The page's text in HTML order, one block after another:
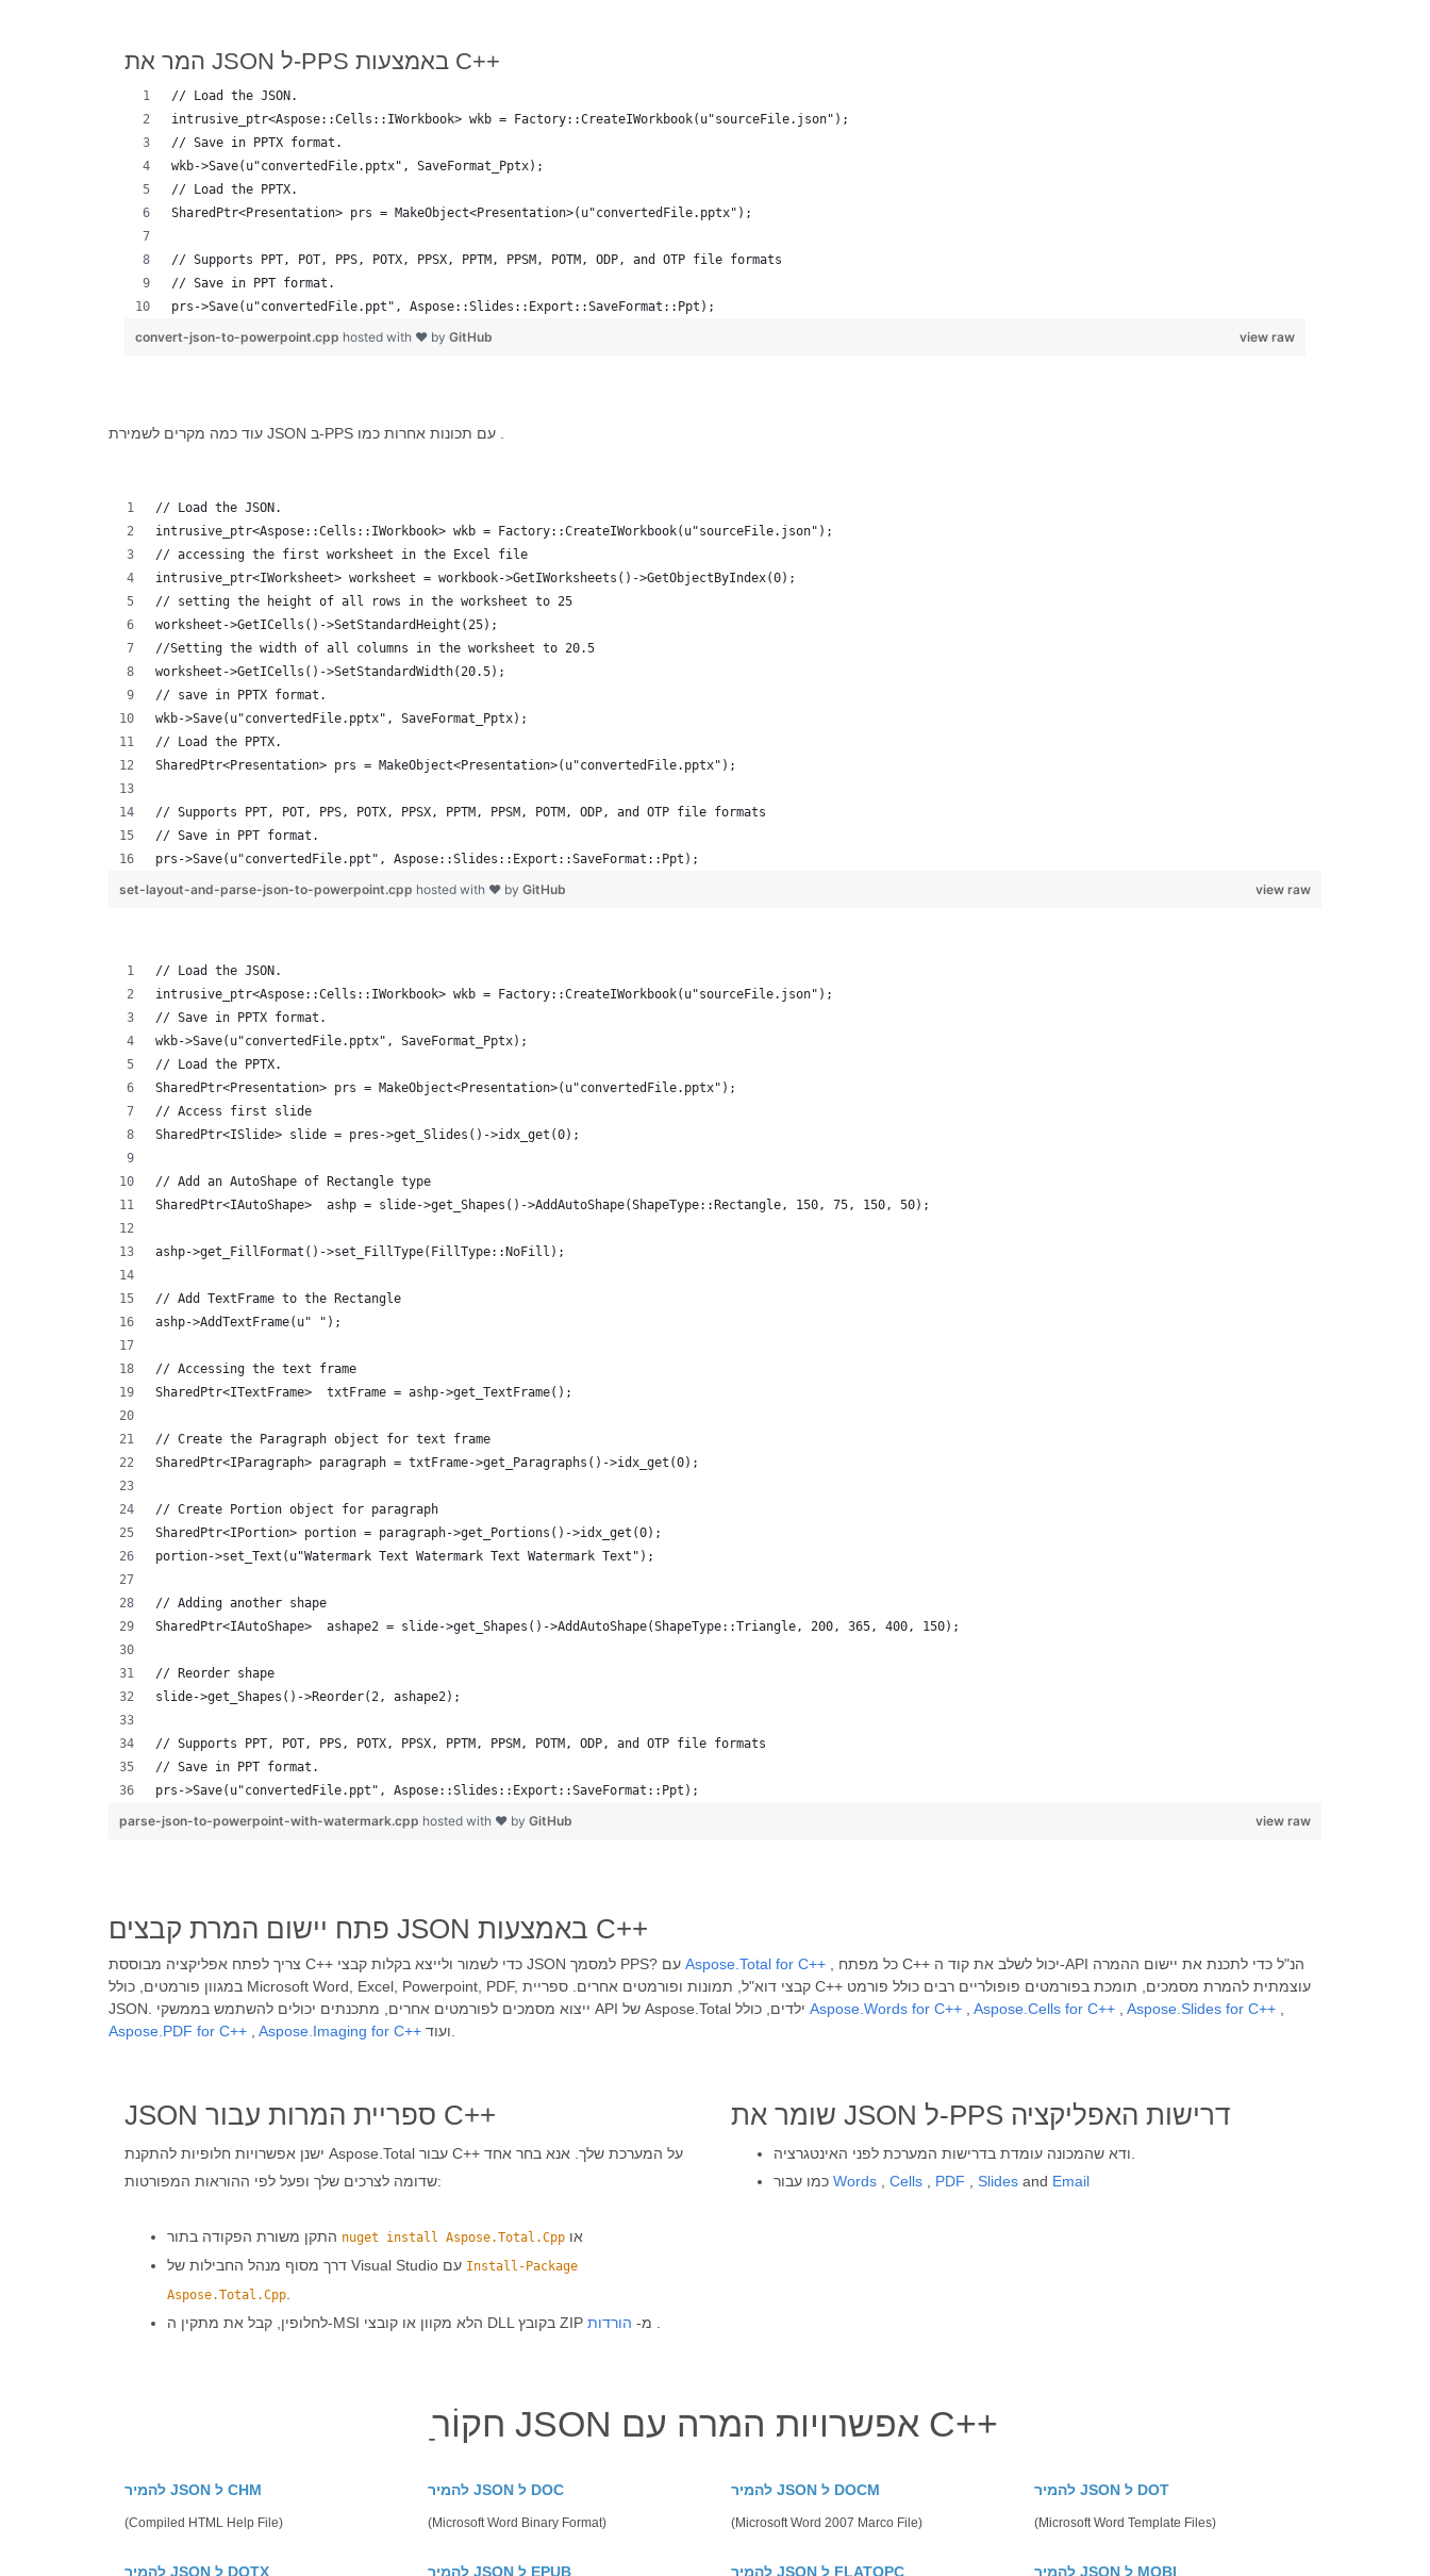
המר את JSON ל-PPS באמצעות C++
// Load the JSON.
intrusive_ptr<Aspose::Cells::IWorkbook> wkb = Factory::CreateIWorkbook(u"sourceFile.json");
// Save in PPTX format.
wkb->Save(u"convertedFile.pptx", SaveFormat_Pptx);
// Load the PPTX.
SharedPtr<Presentation> prs = MakeObject<Presentation>(u"convertedFile.pptx");
// Supports PPT, POT, PPS, POTX, PPSX, PPTM, PPSM, POTM, ODP, and OTP file formats
// Save in PPT format.
prs->Save(u"convertedFile.ppt", Aspose::Slides::Export::SaveFormat::Ppt);
view raw
convert-json-to-powerpoint.cpp hosted with ❤ by GitHub
// Load the JSON.
intrusive_ptr<Aspose::Cells::IWorkbook> wkb = Factory::CreateIWorkbook(u"sourceFile.json");
// accessing the first worksheet in the Excel file
intrusive_ptr<IWorksheet> worksheet = workbook->GetIWorksheets()->GetObjectByIndex(0);
// setting the height of all rows in the worksheet to 25
worksheet->GetICells()->SetStandardHeight(25);
//Setting the width of all columns in the worksheet to 20.5
worksheet->GetICells()->SetStandardWidth(20.5);
// save in PPTX format.
wkb->Save(u"convertedFile.pptx", SaveFormat_Pptx);
// Load the PPTX.
SharedPtr<Presentation> prs = MakeObject<Presentation>(u"convertedFile.pptx");
// Supports PPT, POT, PPS, POTX, PPSX, PPTM, PPSM, POTM, ODP, and OTP file formats
// Save in PPT format.
prs->Save(u"convertedFile.ppt", Aspose::Slides::Export::SaveFormat::Ppt);
view raw
set-layout-and-parse-json-to-powerpoint.cpp hosted with ❤ by GitHub
// Load the JSON.
intrusive_ptr<Aspose::Cells::IWorkbook> wkb = Factory::CreateIWorkbook(u"sourceFile.json");
// Save in PPTX format.
wkb->Save(u"convertedFile.pptx", SaveFormat_Pptx);
// Load the PPTX.
SharedPtr<Presentation> prs = MakeObject<Presentation>(u"convertedFile.pptx");
// Access first slide
SharedPtr<ISlide> slide = pres->get_Slides()->idx_get(0);
// Add an AutoShape of Rectangle type
SharedPtr<IAutoShape>  ashp = slide->get_Shapes()->AddAutoShape(ShapeType::Rectangle, 150, 75, 150, 50);
ashp->get_FillFormat()->set_FillType(FillType::NoFill);
// Add TextFrame to the Rectangle
ashp->AddTextFrame(u" ");
// Accessing the text frame
SharedPtr<ITextFrame>  txtFrame = ashp->get_TextFrame();
// Create the Paragraph object for text frame
SharedPtr<IParagraph> paragraph = txtFrame->get_Paragraphs()->idx_get(0);
// Create Portion object for paragraph
SharedPtr<IPortion> portion = paragraph->get_Portions()->idx_get(0);
portion->set_Text(u"Watermark Text Watermark Text Watermark Text");
// Adding another shape
SharedPtr<IAutoShape>  ashape2 = slide->get_Shapes()->AddAutoShape(ShapeType::Triangle, 200, 365, 400, 150);
// Reorder shape
slide->get_Shapes()->Reorder(2, ashape2);
// Supports PPT, POT, PPS, POTX, PPSX, PPTM, PPSM, POTM, ODP, and OTP file formats
// Save in PPT format.
prs->Save(u"convertedFile.ppt", Aspose::Slides::Export::SaveFormat::Ppt);
view raw
parse-json-to-powerpoint-with-watermark.cpp hosted with ❤ by GitHub
פתח יישום המרת קבצים JSON באמצעות C++
Aspose.Total for C++
במגוון פורמטים, כולל Microsoft Word, Excel, Powerpoint, PDF, קבצי דוא"ל, תמונות ופורמטים אחרים. ספריית C++ עוצמתית להמרת מסמכים, תומכת בפורמטים פופולריים רבים כולל פורמט
Aspose.Words for C++ Aspose.Cells for C++ Aspose.Slides for C++
Aspose.PDF for C++
Aspose.Imaging for C++
JSON ספריית המרות עבור C++
ישנן אפשרויות חלופיות להתקנת Aspose.Total עבור C++ על המערכת שלך. אנא בחר אחד
שדומה לצרכים שלך ופעל לפי ההוראות המפורטות:
nuget install Aspose.Total.Cpp או
Install-Package
Aspose.Total.Cpp
לחלופין, קבל את מתקין ה-MSI הלא מקוון או קובצי DLL בקובץ ZIP מ- הורדות
שומר את JSON ל-PPS דרישות האפליקציה
Words Cells PDF Slides and Email
ַחקוֹר JSON אפשרויות המרה עם C++
להמיר JSON ל CHM
(Compiled HTML Help File)
להמיר JSON ל DOC
(Microsoft Word Binary Format)
להמיר JSON ל DOCM
(Microsoft Word 2007 Marco File)
להמיר JSON ל DOT
(Microsoft Word Template Files)
להמיר JSON ל DOTX להמיר JSON ל EPUB להמיר JSON ל FLATOPC להמיר JSON ל MOBI